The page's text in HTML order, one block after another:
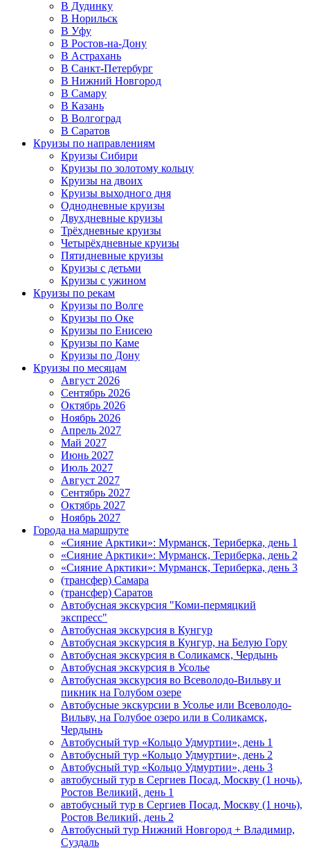
В Дудинку
В Норильск
В Уфу
В Ростов-на-Дону
В Астрахань
В Санкт-Петербург
В Нижний Новгород
В Самару
В Казань
В Волгоград
В Саратов
Круизы по направлениям
Круизы Сибири
Круизы по золотому кольцу
Круизы на двоих
Круизы выходного дня
Однодневные круизы
Двухдневные круизы
Трёхдневные круизы
Четырёхдневные круизы
Пятидневные круизы
Круизы с детьми
Круизы с ужином
Круизы по рекам
Круизы по Волге
Круизы по Оке
Круизы по Енисею
Круизы по Каме
Круизы по Дону
Круизы по месяцам
Август 2026
Сентябрь 2026
Октябрь 2026
Ноябрь 2026
Апрель 2027
Май 2027
Июнь 2027
Июль 2027
Август 2027
Сентябрь 2027
Октябрь 2027
Ноябрь 2027
Города на маршруте
«Сияние Арктики»: Мурманск, Териберка, день 1
«Сияние Арктики»: Мурманск, Териберка, день 2
«Сияние Арктики»: Мурманск, Териберка, день 3
(трансфер) Самара
(трансфер) Саратов
Автобусная экскурсия "Коми-пермяцкий
экспресс"
Автобусная экскурсия в Кунгур
Автобусная экскурсия в Кунгур, на Белую Гору
Автобусная экскурсия в Соликамск, Чердынь
Автобусная экскурсия в Усолье
Автобусная экскурсия во Всеволодо-Вильву и
пикник на Голубом озере
Автобусные экскурсии в Усолье или Всеволодо-
Вильву, на Голубое озеро или в Соликамск,
Чердынь
Автобусный тур «Кольцо Удмуртии», день 1
Автобусный тур «Кольцо Удмуртии», день 2
Автобусный тур «Кольцо Удмуртии», день 3
автобусный тур в Сергиев Посад, Москву (1 ночь),
Ростов Великий, день 1
автобусный тур в Сергиев Посад, Москву (1 ночь),
Ростов Великий, день 2
Автобусный тур Нижний Новгород + Владимир,
Суздаль